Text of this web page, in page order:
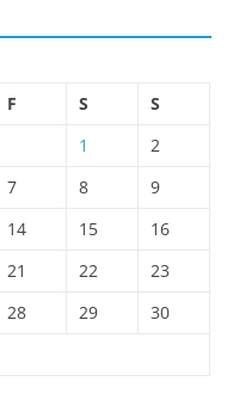
F S
S
1
2
7 8
9
14 15
16
21 22
23
28 29
30